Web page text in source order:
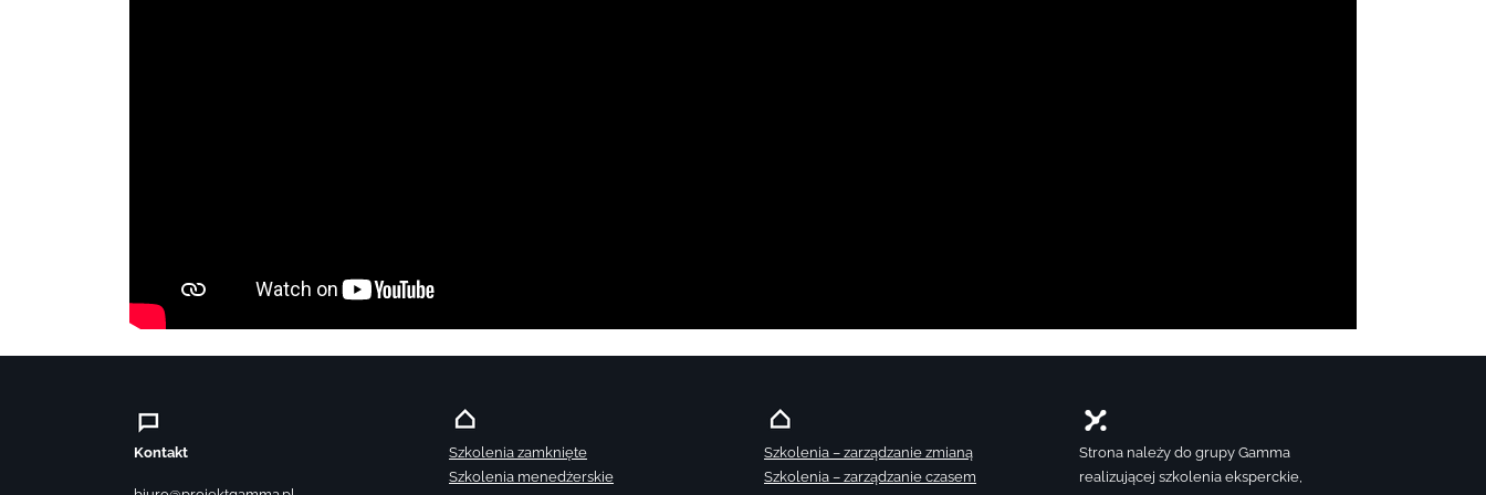
Kontakt
Szkolenia zamknięte
Szkolenia menedżerskie
Szkolenia – zarządzanie zmianą
Szkolenia – zarządzanie czasem
Strona należy do grupy Gamma
realizującej szkolenia eksperckie,